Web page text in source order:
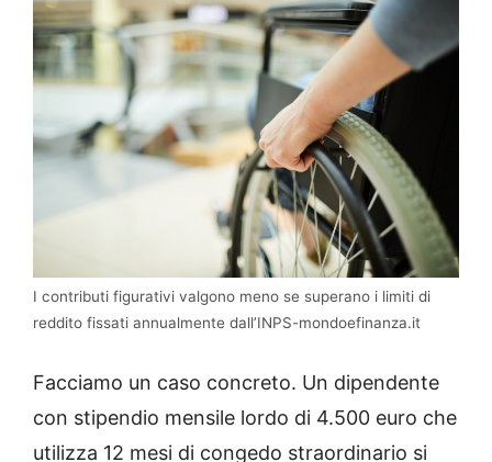
I contributi figurativi valgono meno se superano i limiti di
reddito fissati annualmente dall’INPS-mondoefinanza.it
Facciamo un caso concreto. Un dipendente
con stipendio mensile lordo di 4.500 euro che
utilizza 12 mesi di congedo straordinario si